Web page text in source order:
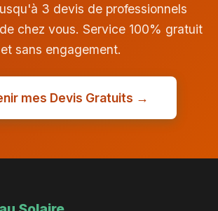
3 devis de professionnels
chez vous. Service 100% gratuit
et sans engagement.
mes Devis Gratuits →